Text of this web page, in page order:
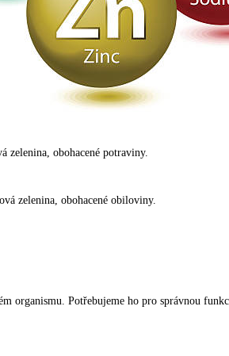
obohacené potraviny.
zelenina, obohacené obiloviny.
Potřebujeme ho pro správnou